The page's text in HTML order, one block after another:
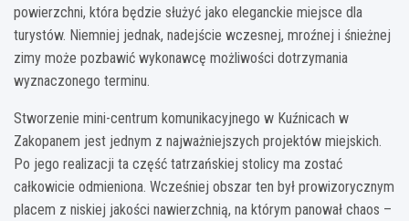
powierzchni, która będzie służyć jako eleganckie miejsce dla
turystów. Niemniej jednak, nadejście wczesnej, mroźnej i śnieżnej
zimy może pozbawić wykonawcę możliwości dotrzymania
wyznaczonego terminu.
Stworzenie mini-centrum komunikacyjnego w Kuźnicach w
Zakopanem jest jednym z najważniejszych projektów miejskich.
Po jego realizacji ta część tatrzańskiej stolicy ma zostać
całkowicie odmieniona. Wcześniej obszar ten był prowizorycznym
placem z niskiej jakości nawierzchnią, na którym panował chaos –